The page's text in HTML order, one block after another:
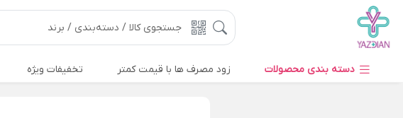
دسته بندی محصولات زود مصرف ها با قیمت کمتر تخفیفات ویژه